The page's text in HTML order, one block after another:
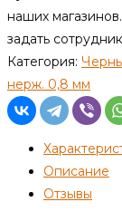
наших
задать
Категория:
нерж. 0,8 мм
Описание
Отзывы